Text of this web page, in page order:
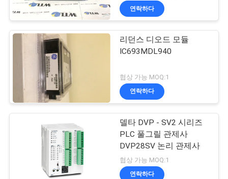
연락하다
리던스 디오드 모듈
IC693MDL940
협상 가능 MOQ:1
연락하다
델타 DVP - SV2 시리즈
PLC 풀그릴 관제사
DVP28SV 논리 관제사
협상 가능 MOQ:1
연락하다